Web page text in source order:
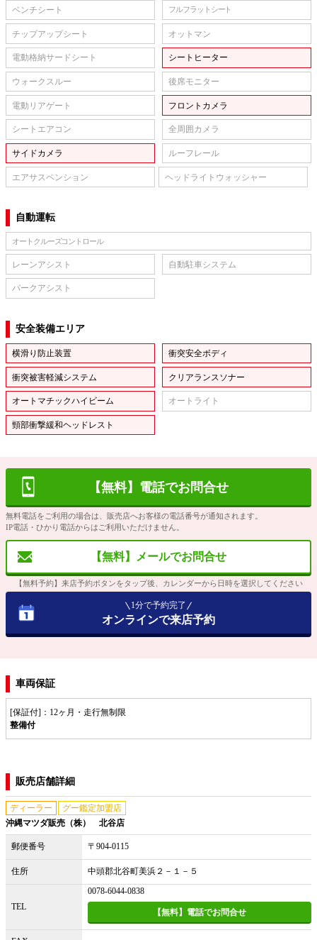
ベンチシート フルフラットシート
チップアップシート オットマン
電動格納サードシート シートヒーター
ウォークスルー 後席モニター
電動リアゲート フロントカメラ
シートエアコン 全周囲カメラ
サイドカメラ ルーフレール
エアサスペンション ヘッドライトウォッシャー
自動運転
オートクルーズコントロール
レーンアシスト 自動駐車システム
パークアシスト
安全装備エリア
横滑り防止装置 衝突安全ボディ
衝突被害軽減システム クリアランスソナー
オートマチックハイビーム オートライト
頸部衝撃緩和ヘッドレスト
【無料】電話でお問合せ
無料電話をご利用の場合は、販売店へお客様の電話番号が通知されます。
IP電話・ひかり電話からはご利用いただけません。
【無料】メールでお問合せ
【無料予約】来店予約ボタンをタップ後、カレンダーから日時を選択してください
1分で予約完了
オンラインで来店予約
車両保証
[保証付]：12ヶ月・走行無制限
整備付
販売店舗詳細
ディーラー
グー鑑定加盟店
沖縄マツダ販売（株） 北谷店
郵便番号 〒904-0115
住所 中頭郡北谷町美浜２－１－５
TEL
0078-6044-0838
【無料】電話でお問合せ